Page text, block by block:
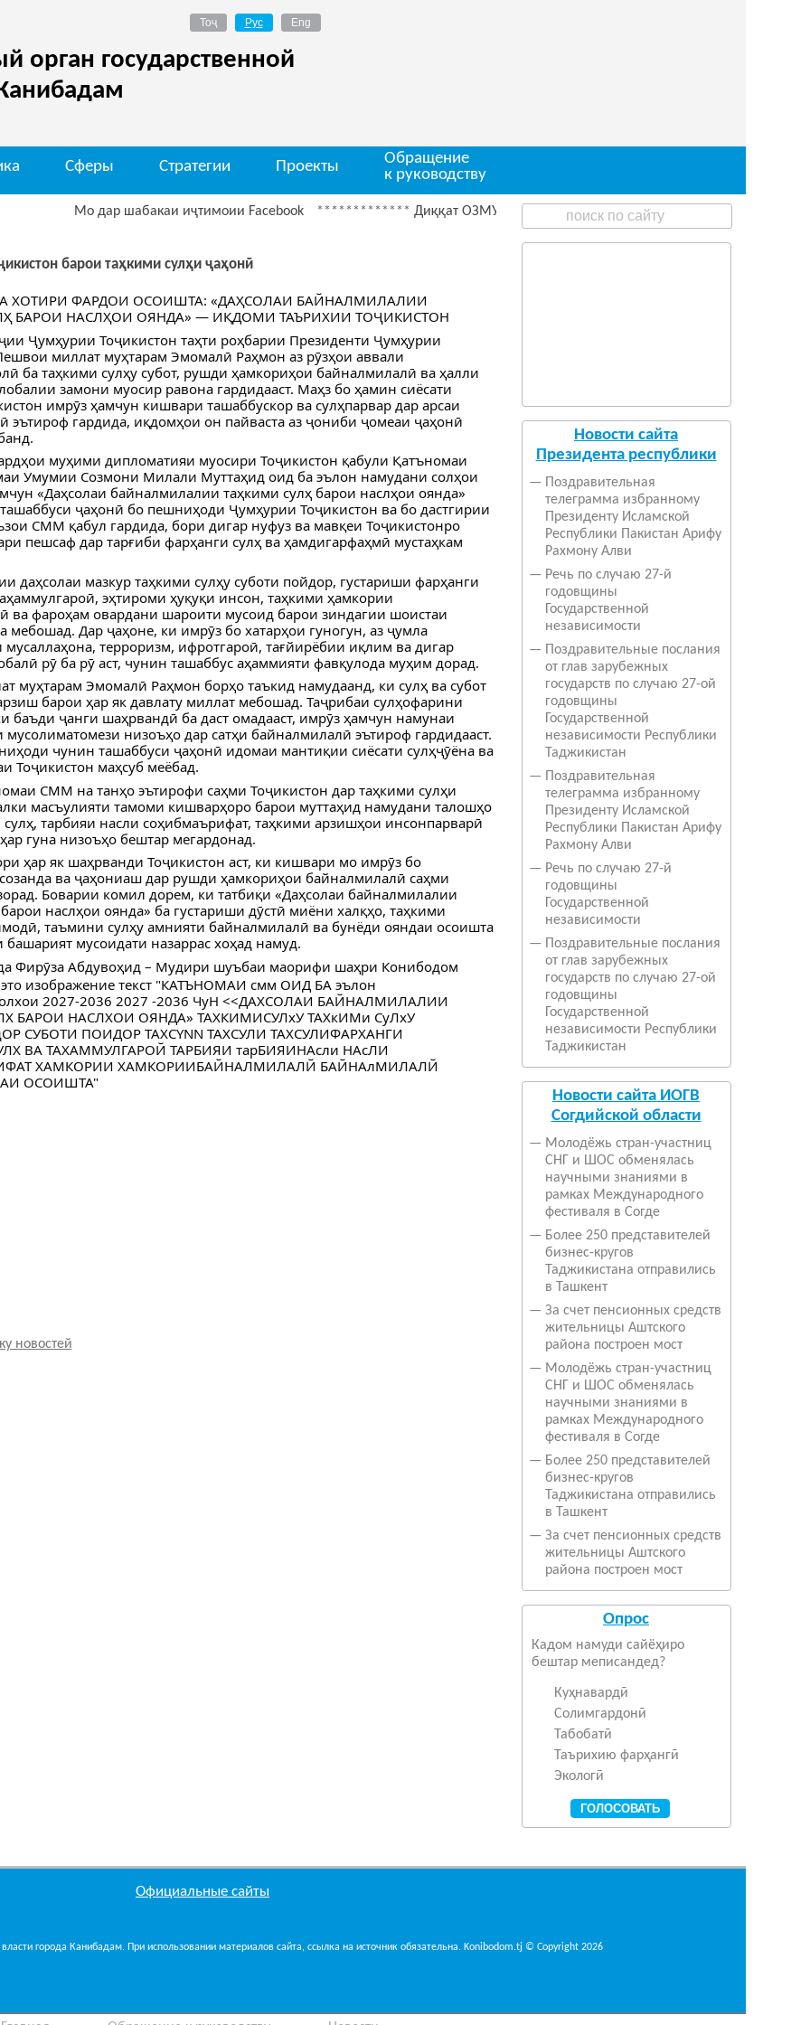
орган государственной
Сферы Стратегии Проекты
Обращение
к руководству
Мо дар шабакаи иҷтимоии Facebook *************Диққат ОЗМУН барои ишғоли чои корӣ
барои таҳкими сулҳи ҷаҳонӣ
ХОТИРИ ФАРДОИ ОСОИШТА: «ДАҲСОЛАИ БАЙНАЛМИЛАЛИИ
БАРОИ НАСЛҲОИ ОЯНДА» — ИҚДОМИ ТАЪРИХИИ ТОҶИКИСТОН
Ҷумҳурии Тоҷикистон таҳти роҳбарии Президенти Ҷумҳурии
миллат муҳтарам Эмомалӣ Раҳмон аз рӯзҳои аввали
ба таҳкими сулҳу субот, рушди ҳамкориҳои байналмилалӣ ва ҳалли
замони муосир равона гардидааст. Маҳз бо ҳамин сиёсати
имрӯз ҳамчун кишвари ташаббускор ва сулҳпарвар дар арсаи
эътироф гардида, иқдомҳои он пайваста аз ҷониби ҷомеаи ҷаҳонӣ
муҳими дипломатияи муосири Тоҷикистон қабули Қатъномаи
Умумии Созмони Милали Муттаҳид оид ба эълон намудани солҳои
«Даҳсолаи байналмилалии таҳкими сулҳ барои наслҳои оянда»
ҷаҳонӣ бо пешниҳоди Ҷумҳурии Тоҷикистон ва бо дастгирии
СММ қабул гардида, бори дигар нуфуз ва мавқеи Тоҷикистонро
пешсаф дар тарғиби фарҳанги сулҳ ва ҳамдигарфаҳмӣ мустаҳкам
даҳсолаи мазкур таҳкими сулҳу суботи пойдор, густариши фарҳанги
эҳтироми ҳуқуқи инсон, таҳкими ҳамкории
ва фароҳам овардани шароити мусоид барои зиндагии шоистаи
мебошад. Дар ҷаҳоне, ки имрӯз бо хатарҳои гуногун, аз ҷумла
терроризм, ифротгароӣ, тағйирёбии иқлим ва дигар
рӯ ба рӯ аст, чунин ташаббус аҳаммияти фавқулода муҳим дорад.
муҳтарам Эмомалӣ Раҳмон борҳо таъкид намудаанд, ки сулҳ ва субот
барои ҳар як давлату миллат мебошад. Таҷрибаи сулҳофарини
баъди ҷанги шаҳрвандӣ ба даст омадааст, имрӯз ҳамчун намунаи
низоъҳо дар сатҳи байналмилалӣ эътироф гардидааст.
чунин ташаббуси ҷаҳонӣ идомаи мантиқии сиёсати сулҳҷӯёна ва
Тоҷикистон маҳсуб меёбад.
СММ на танҳо эътирофи саҳми Тоҷикистон дар таҳкими сулҳи
масъулияти тамоми кишварҳоро барои муттаҳид намудани талошҳо
тарбияи насли соҳибмаърифат, таҳкими арзишҳои инсонпарварӣ
гуна низоъҳо бештар мегардонад.
ҳар як шаҳрванди Тоҷикистон аст, ки кишвари мо имрӯз бо
ва ҷаҳониаш дар рушди ҳамкориҳои байналмилалӣ саҳми
Боварии комил дорем, ки татбиқи «Даҳсолаи байналмилалии
наслҳои оянда» ба густариши дӯстӣ миёни халқҳо, таҳкими
таъмини сулҳу амнияти байналмилалӣ ва бунёди ояндаи осоишта
мусоидати назаррас хоҳад намуд.
Фирӯза Абдувоҳид – Мудири шуъбаи маорифи шаҳри Конибодом
новостей
Новости сайта
Президента республики
—
Поздравительная
телеграмма избранному
Президенту Исламской
Республики Пакистан Арифу
Рахмону Алви
— Речь по случаю 27-й
годовщины
Государственной
независимости
—
Поздравительные послания
от глав зарубежных
государств по случаю 27-ой
годовщины
Государственной
независимости Республики
Таджикистан
—
Поздравительная
телеграмма избранному
Президенту Исламской
Республики Пакистан Арифу
Рахмону Алви
— Речь по случаю 27-й
годовщины
Государственной
независимости
—
Поздравительные послания
от глав зарубежных
государств по случаю 27-ой
годовщины
Государственной
независимости Республики
Таджикистан
Новости сайта ИОГВ
Согдийской области
— Молодёжь стран-участниц
СНГ и ШОС обменялась
научными знаниями в
рамках Международного
фестиваля в Согде
— Более 250 представителей
бизнес-кругов
Таджикистана отправились
в Ташкент
— За счет пенсионных средств
жительницы Аштского
района построен мост
— Молодёжь стран-участниц
СНГ и ШОС обменялась
научными знаниями в
рамках Международного
фестиваля в Согде
— Более 250 представителей
бизнес-кругов
Таджикистана отправились
в Ташкент
— За счет пенсионных средств
жительницы Аштского
района построен мост
Опрос
Кадом намуди сайёҳиро
бештар меписандед?
Куҳнавардӣ
Солимгардонӣ
Табобатӣ
Таърихию фарҳангӣ
Экологӣ
Официальные сайты
города Канибадам. При использовании материалов сайта, ссылка на источник обязательна. Konibodom.tj © Copyright 2026